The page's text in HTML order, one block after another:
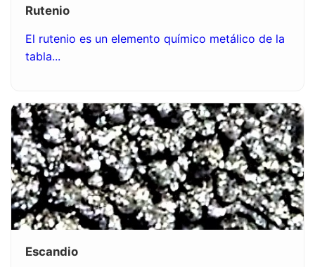
Rutenio
El rutenio es un elemento químico metálico de la
tabla...
Escandio